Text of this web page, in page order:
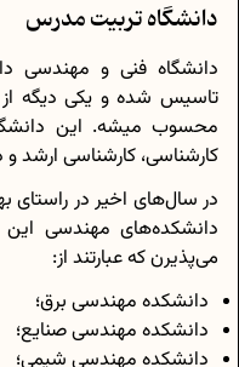
دانشگاه تربیت مدرس
تاسیس شده و یکی دیگه از
محسوب میشه. این
کارشناسی، کارشناسی ارشد
در سال‌های اخیر در
دانشکده‌های مهندسی
می‌پذیرن که عبارتند از:
دانشکده مهندسی برق؛
دانشکده مهندسی صنایع؛
دانشکده مهندسی شیمی؛